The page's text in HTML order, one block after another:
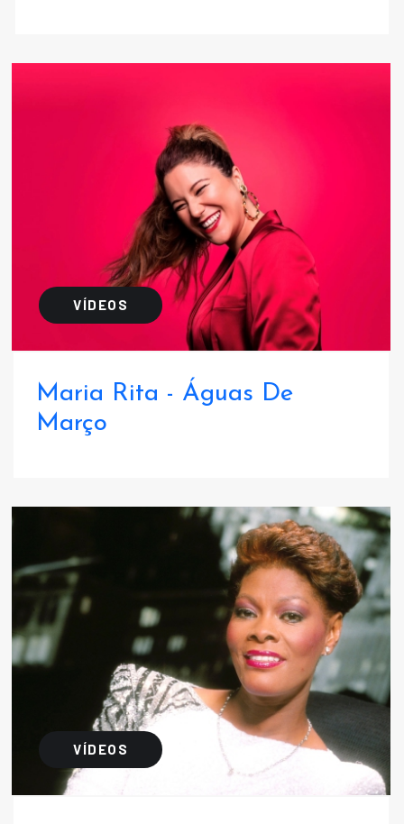
VÍDEOS
Maria Rita - Águas De
Março
VÍDEOS